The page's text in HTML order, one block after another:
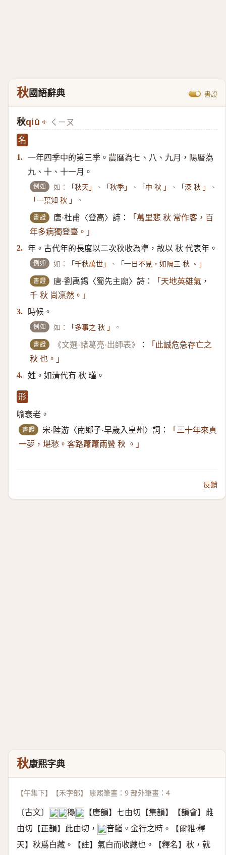
秋國語辭典 書證
秋qiū ㄑㄧㄡ
名
1. 一年四季中的第三季。農曆為七、八、九月，陽曆為
九、十、十一月。
例如 如： 「秋天」 、 「秋季」 、 「中 秋 」 、 「深 秋 」 、
「一葉知 秋 」 。
書證 唐·杜甫〈登高〉詩：
「萬里悲 秋 常作客，百
年多病獨登臺。」
2. 年。古代年的長度以二次秋收為準，故以 秋 代表年。
例如 如： 「千秋萬世」 、 「一日不見，如隔三 秋 。」
書證 唐·劉禹錫〈蜀先主廟〉詩：
「天地英雄氣，
千 秋 尚凜然。」
3.
時候。
例如 如： 「多事之 秋 」 。
書證 《文選·諸葛亮·出師表》 ：
「此誠危急存亡之
秋 也。」
4. 姓。如清代有 秋 瑾。
形
喻衰老。
書證 宋·陸游〈南鄉子·早歲入皇州〉詞：
「三十年來真
一夢，堪愁。客路蕭蕭兩鬢 秋 。」
反饋
秋康熙字典
【午集下】【禾字部】 康熙筆畫：9 部外筆畫：4
〔古文〕 𥤛 𪚼 龝𪔁
【唐韻】七由切【集韻】【韻會】雌
由切【正韻】此由切， 𠀤音鰌。金行之時。【爾雅·釋
天】秋爲白藏。【註】氣白而收藏也。【釋名】秋，就